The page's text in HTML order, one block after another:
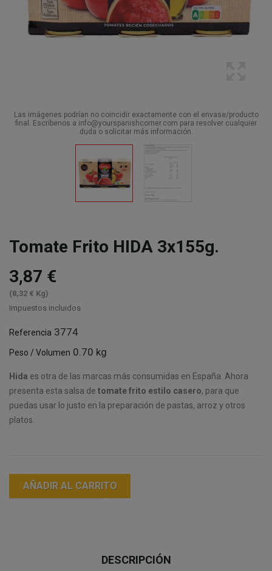
Las imágenes podrían no coincidir exactamente con el envase/producto
final. Escríbenos a info@yourspanishcorner.com para resolver cualquier
duda o solicitar más información.
Tomate Frito HIDA 3x155g.
3,87 €
(8,32 € Kg)
Impuestos incluidos
Referencia 3774
Peso / Volumen 0.70 kg
Hida es otra de las marcas más consumidas en España. Ahora
presenta esta salsa de tomate frito estilo casero, para que
puedas usar lo justo en la preparación de pastas, arroz y otros
platos.
AÑADIR AL CARRITO
DESCRIPCIÓN